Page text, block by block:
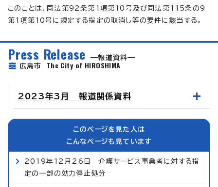
このことは、同法第92条第1項第10号及び同法第115条の9
第1項第10号に規定する指定の取消し等の要件に該当する。
Press Release
報道資料
広島市 The City of HIROSHIMA
2023年3月 報道関係資料
このページを見た人は
こんなページも見ています
2019年12月26日 介護サービス事業者に対する指
定の一部の効力停止処分